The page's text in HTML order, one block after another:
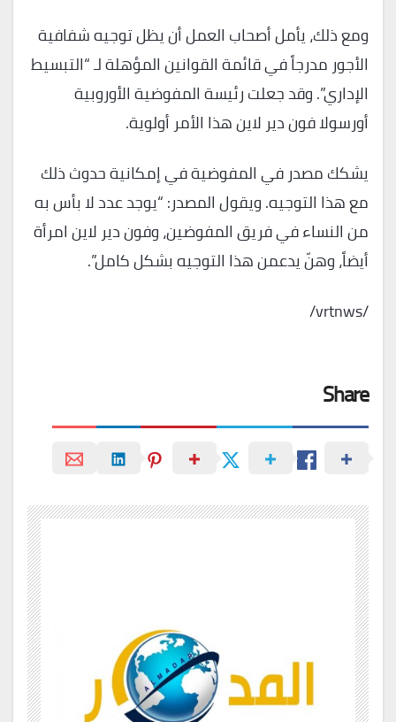
ومع ذلك، يأمل أصحاب العمل أن يظل توجيه شفافية
الأجور مدرجاً في قائمة القوانين المؤهلة لـ “التبسيط
الإداري”. وقد جعلت رئيسة المفوضية الأوروبية
أورسولا فون دير لاين هذا الأمر أولوية.
يشكك مصدر في المفوضية في إمكانية حدوث ذلك
مع هذا التوجيه. ويقول المصدر: “يوجد عدد لا بأس به
من النساء في فريق المفوضين، وفون دير لاين امرأة
أيضاً، وهنّ يدعمن هذا التوجيه بشكل كامل”.
/vrtnws/
Share